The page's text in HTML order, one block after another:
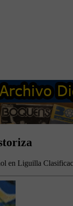
en Liguilla